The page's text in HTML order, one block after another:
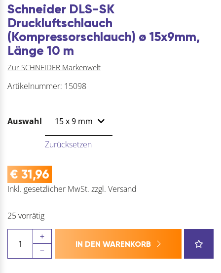
Schneider DLS-SK
Druckluftschlauch
(Kompressorschlauch) ø 15x9mm,
Länge 10 m
Zur SCHNEIDER Markenwelt
Artikelnummer: 15098
Auswahl
Zurücksetzen
€ 31,96
Inkl. gesetzlicher MwSt. zzgl. Versand
25 vorrätig
SCHNEIDER
Druckluftschlauch
DLS-
IN DEN WARENKORB